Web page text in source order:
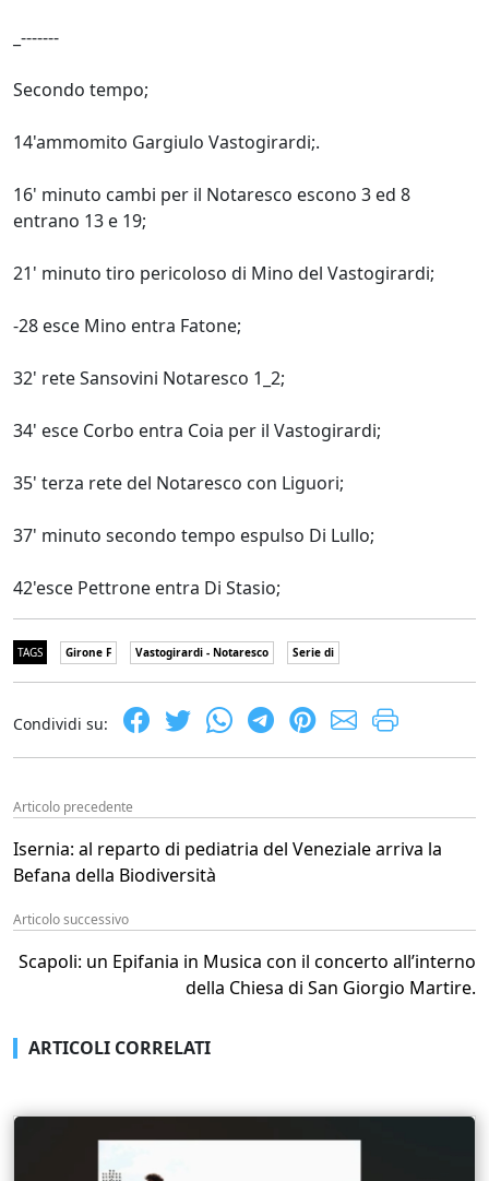
_-------
Secondo tempo;
14'ammomito Gargiulo Vastogirardi;.
16' minuto cambi per il Notaresco escono 3 ed 8
entrano 13 e 19;
21' minuto tiro pericoloso di Mino del Vastogirardi;
-28 esce Mino entra Fatone;
32' rete Sansovini Notaresco 1_2;
34' esce Corbo entra Coia per il Vastogirardi;
35' terza rete del Notaresco con Liguori;
37' minuto secondo tempo espulso Di Lullo;
42'esce Pettrone entra Di Stasio;
TAGS Girone F Vastogirardi - Notaresco Serie di
Condividi su:
Articolo precedente
Isernia: al reparto di pediatria del Veneziale arriva la
Befana della Biodiversità
Articolo successivo
Scapoli: un Epifania in Musica con il concerto all’interno
della Chiesa di San Giorgio Martire.
ARTICOLI CORRELATI